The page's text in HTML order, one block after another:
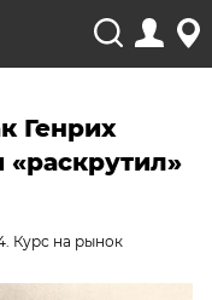
Генрих
Курс на рынок